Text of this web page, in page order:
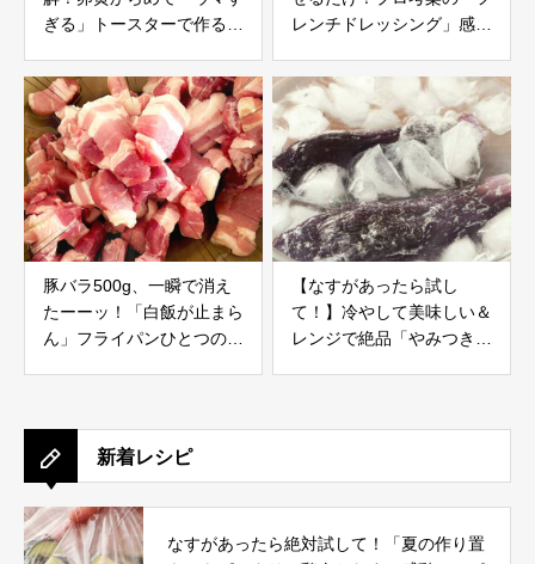
ぎる」トースターで作る絶
レンチドレッシング」感動
豚バラ500g、一瞬で消え
たーーッ！「白飯が止まら
ん」フライパンひとつの感
【なすがあったら試し
て！】冷やして美味しい＆
レンジで絶品「やみつきよ
新着レシピ
なすがあったら絶対試して！「夏の作り置